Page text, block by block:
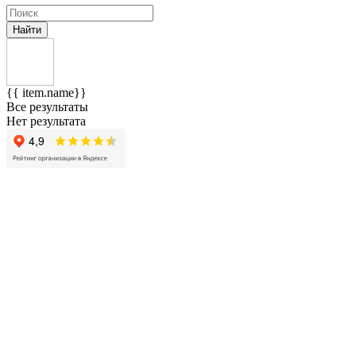
Найти
{{ item.name}}
Все результаты
Нет результата